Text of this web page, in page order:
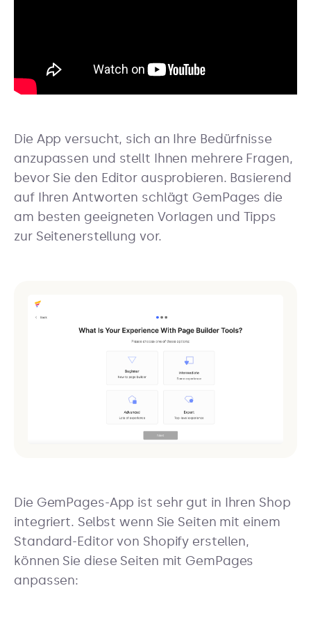
Die App versucht, sich an Ihre Bedürfnisse
anzupassen und stellt Ihnen mehrere Fragen,
bevor Sie den Editor ausprobieren. Basierend
auf Ihren Antworten schlägt GemPages die
am besten geeigneten Vorlagen und Tipps
zur Seitenerstellung vor.
Die GemPages-App ist sehr gut in Ihren Shop
integriert. Selbst wenn Sie Seiten mit einem
Standard-Editor von Shopify erstellen,
können Sie diese Seiten mit GemPages
anpassen: